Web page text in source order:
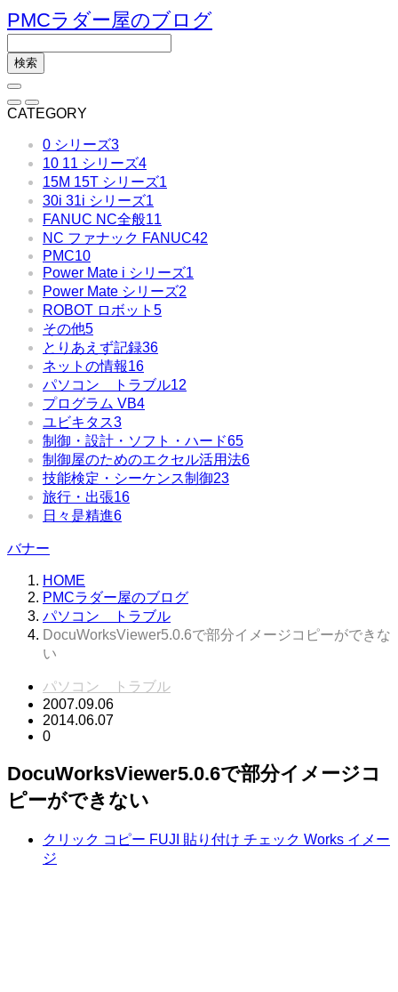
PMCラダー屋のブログ
CATEGORY
0 シリーズ3
10 11 シリーズ4
15M 15T シリーズ1
30i 31i シリーズ1
FANUC NC全般11
NC ファナック FANUC42
PMC10
Power Mate i シリーズ1
Power Mate シリーズ2
ROBOT ロボット 5
その他5
とりあえず記録36
ネットの情報16
パソコン トラブル12
プログラム VB4
ユビキタス3
制御・設計・ソフト・ハード65
制御屋のためのエクセル活用法6
技能検定・シーケンス制御23
旅行・出張16
日々是精進6
バナー
HOME
PMCラダー屋のブログ
パソコン トラブル
DocuWorksViewer5.0.6で部分イメージコピーができな
い
パソコン トラブル
2007.09.06
2014.06.07
0
DocuWorksViewer5.0.6で部分イメージコ
ピーができない
クリック コピー FUJI 貼り付け チェック Works イメー
ジ